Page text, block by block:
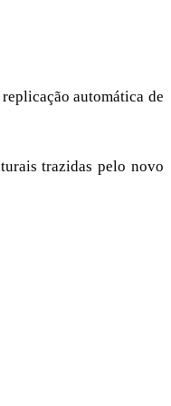
automática de
trazidas pelo novo